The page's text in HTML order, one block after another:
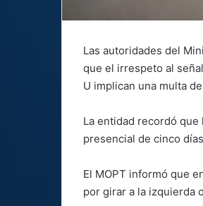
Las autoridades del
que el irrespeto al
U implican una multa
La entidad recordó
presencial de cinco
El MOPT informó que
por girar a la izquierda